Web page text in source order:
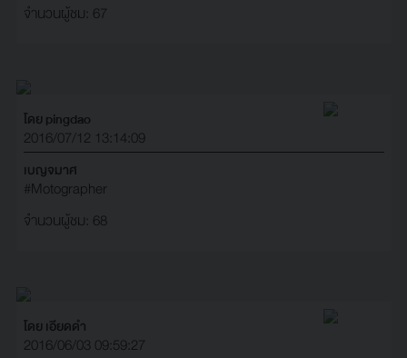
จำนวนผู้ชม: 67
โดย pingdao
2016/07/12 13:14:09
เบญจมาศ
#Motographer
จำนวนผู้ชม: 68
โดย เอียดดำ
2016/06/03 09:59:27